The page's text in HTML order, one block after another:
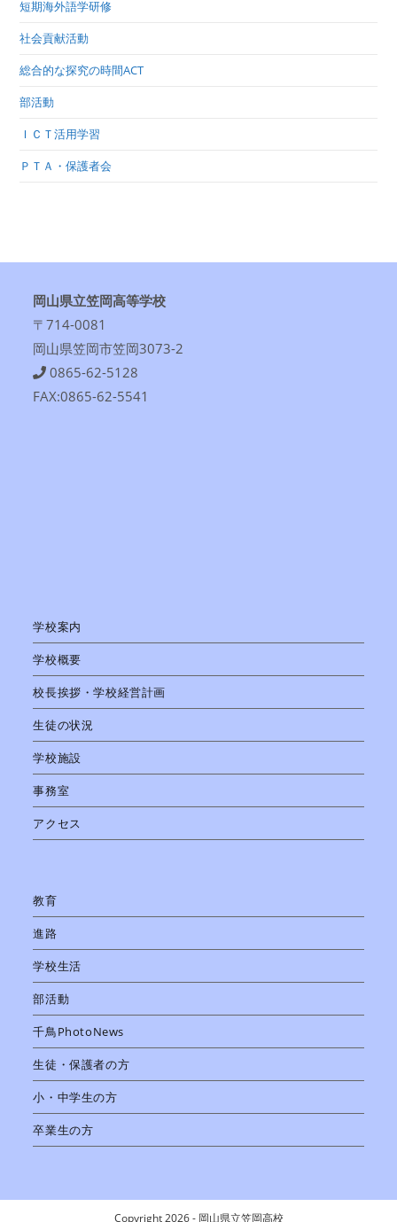
短期海外語学研修
社会貢献活動
総合的な探究の時間ACT
部活動
ＩＣＴ活用学習
ＰＴＡ・保護者会
岡山県立笠岡高等学校
〒714-0081
岡山県笠岡市笠岡3073-2
0865-62-5128
FAX:0865-62-5541
学校案内
学校概要
校長挨拶・学校経営計画
生徒の状況
学校施設
事務室
アクセス
教育
進路
学校生活
部活動
千鳥PhotoNews
生徒・保護者の方
小・中学生の方
卒業生の方
Copyright 2026 - 岡山県立笠岡高校